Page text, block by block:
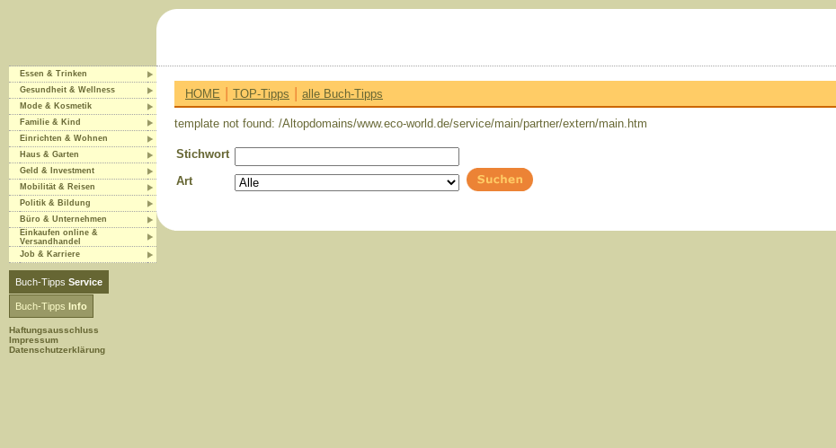
Essen & Trinken
Gesundheit & Wellness
Mode & Kosmetik
Familie & Kind
Einrichten & Wohnen
Haus & Garten
Geld & Investment
Mobilität & Reisen
Politik & Bildung
Büro & Unternehmen
Einkaufen online &
Versandhandel
Job & Karriere
Buch-Tipps Service
Buch-Tipps Info
Haftungsausschluss
Impressum
Datenschutzerklärung
HOME | TOP-Tipps | alle Buch-Tipps
template not found: /Altopdomains/www.eco-world.de/service/main/partner/extern/main.htm
Stichwort
Art